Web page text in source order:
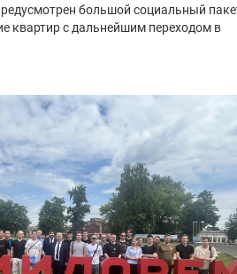
большой социальный
квартир с дальнейшим переходом в